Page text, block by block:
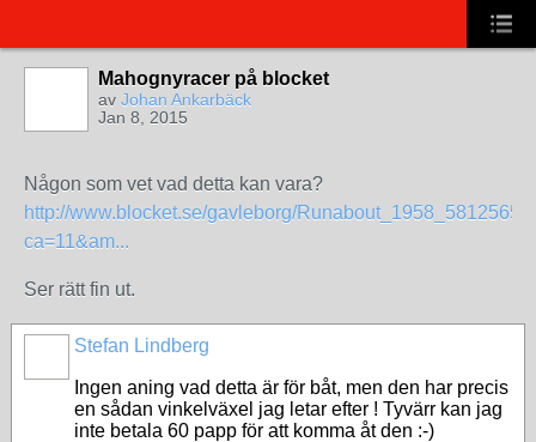
Mahognyracer på blocket
av Johan Ankarbäck
Jan 8, 2015
Någon som vet vad detta kan vara?
http://www.blocket.se/gavleborg/
ca=11&am...
Ser rätt fin ut.
Stefan Lindberg
Ingen aning vad detta är för båt, men den har precis
en sådan vinkelväxel jag letar efter ! Tyvärr kan jag
inte betala 60 papp för att komma åt den :-)